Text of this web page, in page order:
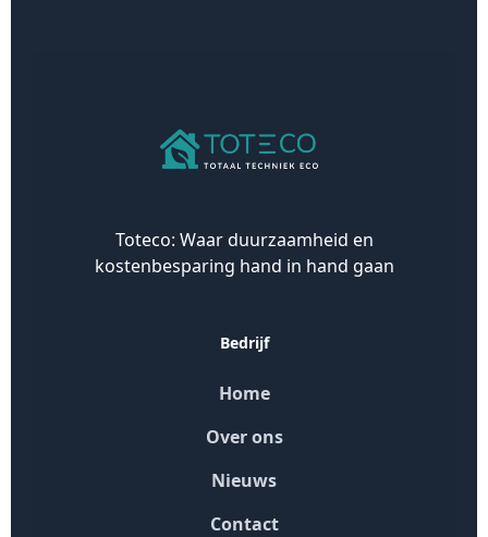
Toteco: Waar duurzaamheid en
kostenbesparing hand in hand gaan
Bedrijf
Home
Over ons
Nieuws
Contact